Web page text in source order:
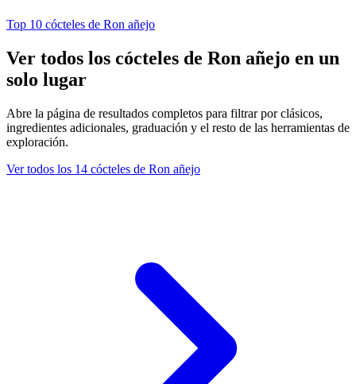
Top 10 cócteles de Ron añejo
Ver todos los cócteles de Ron añejo en un
solo lugar
Abre la página de resultados completos para filtrar por clásicos,
ingredientes adicionales, graduación y el resto de las herramientas de
exploración.
Ver todos los 14 cócteles de Ron añejo